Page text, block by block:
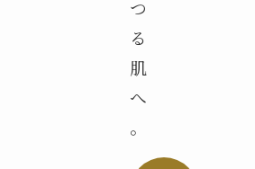
つ
る
肌
へ
。